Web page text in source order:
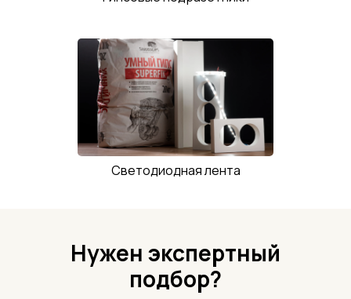
Светодиодная лента
Нужен экспертный
подбор?